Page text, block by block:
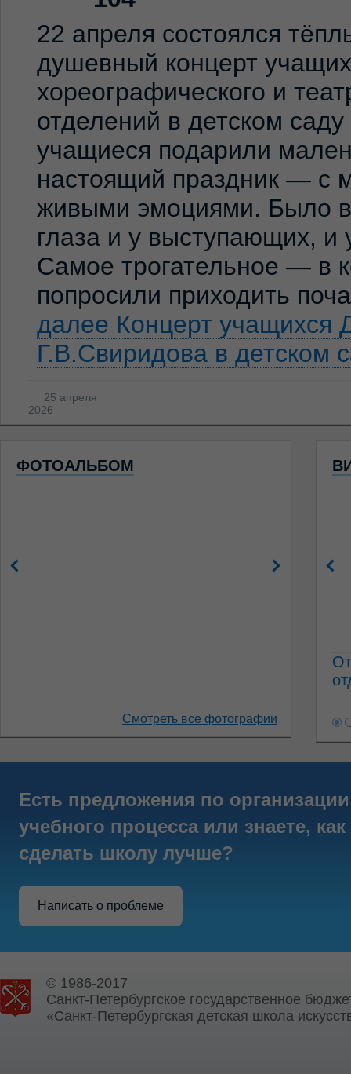
22 апреля состоялся
душевный концерт
хореографического и
отделений в детском
учащиеся подарили
настоящий праздник — с
живыми эмоциями. Было
глаза и у выступающих,
Самое трогательное — в
попросили приходить
далее Концерт
Г.В.Свиридова в детском
25 апреля
2026
ФОТОАЛЬБОМ
Смотреть все фотографии
Есть предложения по организации
учебного процесса или знаете, как
сделать школу лучше?
Написать о проблеме
© 1986-2017
Санкт-Петербургское государственное
«Санкт-Петербургская детская школа